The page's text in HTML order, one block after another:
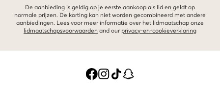
De aanbieding is geldig op je eerste aankoop als lid en geldt op
normale prijzen. De korting kan niet worden gecombineerd met andere
aanbiedingen. Lees voor meer informatie over het lidmaatschap onze
lidmaatschapsvoorwaarden and our privacy-en-cookieverklaring